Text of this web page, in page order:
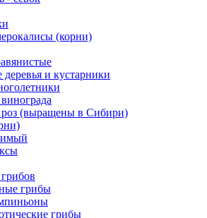
(корни)
и кустарники
(выращены в Сибири)
грибы
грибы